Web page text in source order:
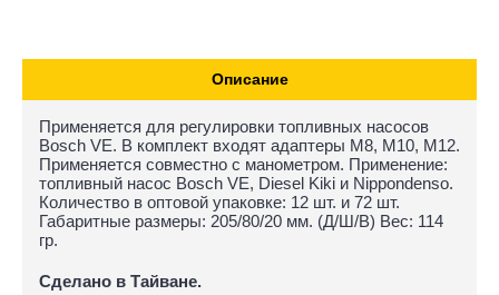
Описание
Применяется для регулировки топливных насосов
Bosch VE. В комплект входят адаптеры М8, М10, М12.
Применяется совместно с манометром. Применение:
топливный насос Bosch VE, Diesel Kiki и Nippondenso.
Количество в оптовой упаковке: 12 шт. и 72 шт.
Габаритные размеры: 205/80/20 мм. (Д/Ш/В) Вес: 114
гр.
Сделано в Тайване.